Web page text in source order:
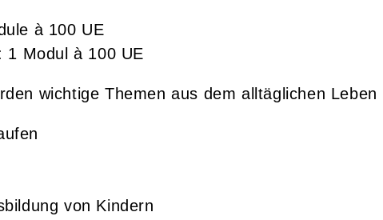
à 100 UE
1 Modul à 100 UE
wichtige Themen aus dem alltäglichen Leben
von Kindern